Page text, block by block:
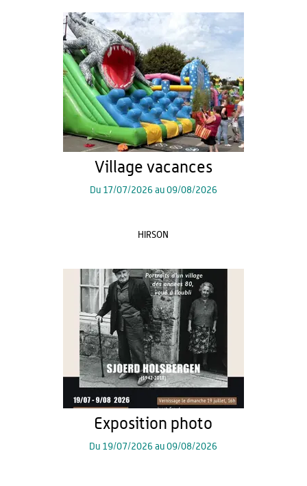
Village vacances
Du 17/07/2026 au 09/08/2026
HIRSON
Exposition photo
Du 19/07/2026 au09/08/2026